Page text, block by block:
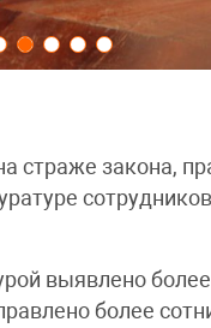
страже закона,
выявлено
более